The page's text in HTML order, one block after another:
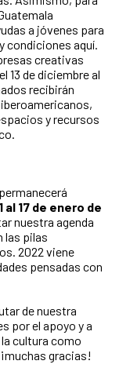
a jóvenes para
condiciones aquí.
creativas
13 de diciembre al
recibirán
y recursos
al 17 de enero de
nuestra agenda
las pilas
2022 viene
pensadas con
de nuestra
por el apoyo y a
cultura como
gracias!